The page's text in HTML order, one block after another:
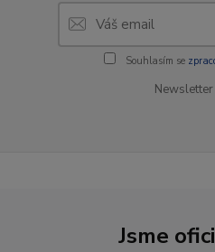
Souhlasím se
Jsme